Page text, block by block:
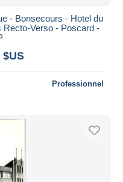
- Bonsecours - Hotel du
Recto-Verso - Poscard -
$US
Professionnel